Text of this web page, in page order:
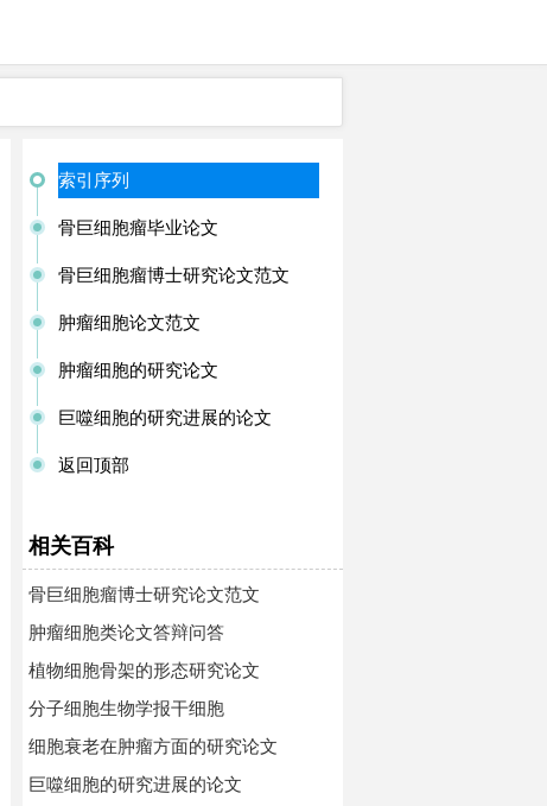
索引序列
骨巨细胞瘤毕业论文
骨巨细胞瘤博士研究论文范文
肿瘤细胞论文范文
肿瘤细胞的研究论文
巨噬细胞的研究进展的论文
返回顶部
相关百科
骨巨细胞瘤博士研究论文范文
肿瘤细胞类论文答辩问答
植物细胞骨架的形态研究论文
分子细胞生物学报干细胞
细胞衰老在肿瘤方面的研究论文
巨噬细胞的研究进展的论文